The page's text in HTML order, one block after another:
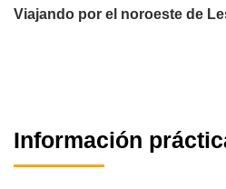
Viajando por el noroeste de
Información